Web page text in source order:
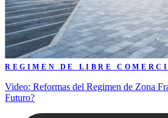
REGIMEN DE LIBRE
Video: Reformas del Regimen de Zona
Futuro?